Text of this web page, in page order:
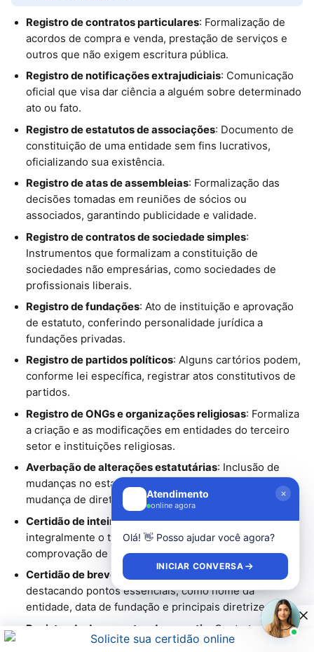
Registro de contratos particulares: Formalização de
acordos de compra e venda, prestação de serviços e
outros que não exigem escritura pública.
Registro de notificações extrajudiciais: Comunicação
oficial que visa dar ciência a alguém sobre determinado
ato ou fato.
Registro de estatutos de associações: Documento de
constituição de uma entidade sem fins lucrativos,
oficializando sua existência.
Registro de atas de assembleias: Formalização das
decisões tomadas em reuniões de sócios ou
associados, garantindo publicidade e validade.
Registro de contratos de sociedade simples:
Instrumentos que formalizam a constituição de
sociedades não empresárias, como sociedades de
profissionais liberais.
Registro de fundações: Ato de instituição e aprovação
de estatuto, conferindo personalidade jurídica a
fundações privadas.
Registro de partidos políticos: Alguns cartórios podem,
conforme lei específica, registrar atos constitutivos de
partidos.
Registro de ONGs e organizações religiosas: Formaliza
a criação e as modificações em entidades do terceiro
setor e instituições religiosas.
Averbação de alterações estatutárias: Inclusão de
mudanças no estatuto ou contrato social, como
mudança de diretoria, endereço ou objetivos.
Certidão de inteiro teor: Documento que transcreve
integralmente o teor do registro, importante para
comprovação de fatos e decisões.
Certidão de breve relato
destacando pontos essenciais, como nome da
entidade, data de fundação e principais diretrizes.
Registro de documentos de garantia
: Contratos de
penhor ou caução de bens móveis podem ser
Atendimento
online agora
Olá! 👋 Posso ajudar você agora?
INICIAR CONVERSA